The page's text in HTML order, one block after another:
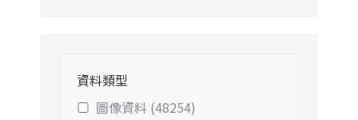
資料類型
圖像資料 (48254)